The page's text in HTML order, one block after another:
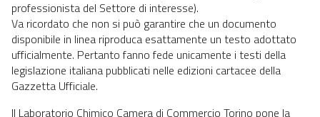
professionista del Settore di interesse).
Va ricordato che non si può garantire che un documento
disponibile in linea riproduca esattamente un testo adottato
ufficialmente. Pertanto fanno fede unicamente i testi della
legislazione italiana pubblicati nelle edizioni cartacee della
Gazzetta Ufficiale.
Il Laboratorio Chimico Camera di Commercio Torino pone la